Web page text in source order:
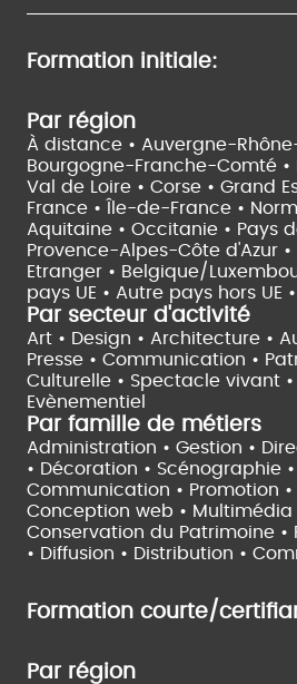
Formation initiale:
Par région
À distance • Auvergne-
Bourgogne-Franche-Comté •
Val de Loire • Corse • Grand
France •
Île-de-France •
Aquitaine • Occitanie • Pays
Provence-Alpes-Côte d'Azur •
Etranger • Belgique/
pays UE • Autre pays hors UE •
Par secteur d'activité
Art • Design • Architecture •
Presse • Communication •
Culturelle • Spectacle vivant •
Evènementiel
Par famille de métiers
Administration • Gestion •
• Décoration • Scénographie •
Communication • Promotion •
Conception web • Multimédia
Conservation du Patrimoine •
• Diffusion • Distribution •
Formation courte/
Par région